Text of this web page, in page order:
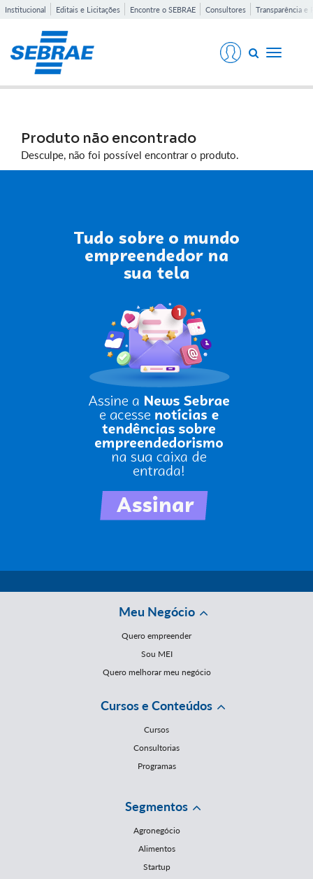
Institucional Editais e Licitações Encontre o SEBRAE Consultores Transparência e
Toggle
Produto não encontrado
Desculpe, não foi possível encontrar o produto.
Meu Negócio
Quero empreender
Sou MEI
Quero melhorar meu negócio
Cursos e Conteúdos
Cursos
Consultorias
Programas
Segmentos
Agronegócio
Alimentos
Startup